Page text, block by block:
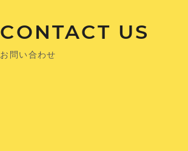
CONTACT US
お問い合わせ